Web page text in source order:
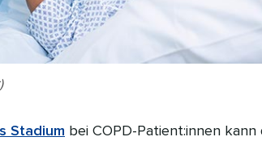
Stadium bei COPD-Patient:innen